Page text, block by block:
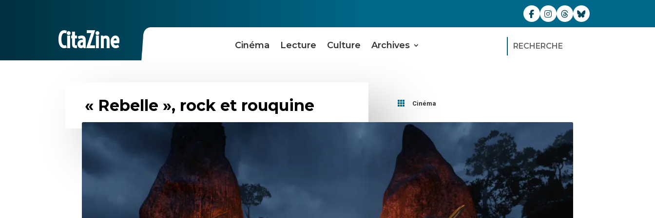
CitaZine Cinéma Lecture Culture Archives RECHERCHE
« Rebelle », rock et rouquine  Cinéma